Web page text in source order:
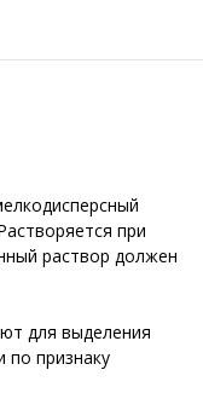
при
раствор должен
для выделения
по признаку